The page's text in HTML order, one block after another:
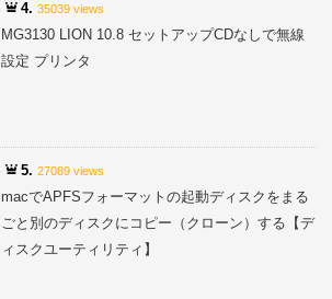
4.35039 views
MG3130 LION 10.8 セットアップCDなしで無線
設定 プリンタ
5.27089 views
macでAPFSフォーマットの起動ディスクをまる
ごと別のディスクにコピー（クローン）する【デ
ィスクユーティリティ】